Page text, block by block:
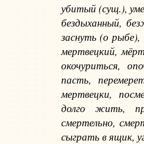
убитый (сущ.),
бездыханный,
заснуть (о рыбе),
мертвецкий,
окочуриться,
пасть,
мертвецки,
долго жить,
смертельно,
сыграть в ящик,